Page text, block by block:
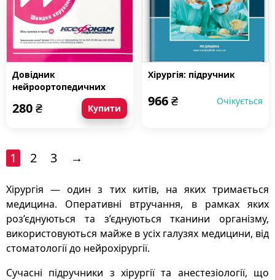
Довідник
нейроортопедичних
проявів патології хребта
280₴ Купити
Хірургія: підручник
966₴ Очікується
1 2 3 →
Хірургія — один з тих китів, на яких тримається
медицина. Оперативні втручання, в рамках яких
роз’єднуються та з’єднуються тканини організму,
використовуються майже в усіх галузях медицини, від
стоматології до нейрохірургії.
Сучасні підручники з хірургії та анестезіології, що